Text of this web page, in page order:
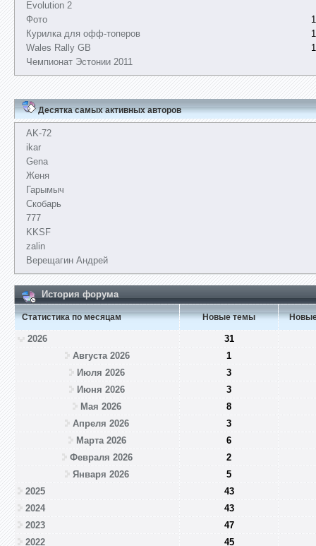
Evolution 2
Фото
Курилка для офф-топеров
Wales Rally GB
Чемпионат Эстонии 2011
Десятка самых активных авторов
AK-72
ikar
Gena
Женя
Гарымыч
Скобарь
777
KKSF
zalin
Верещагин Андрей
История форума
Статистика по месяцам Новые темы
2026
31
Августа 2026
1
Июля 2026
3
Июня 2026
3
Мая 2026
8
Апреля 2026
3
Марта 2026
6
Февраля 2026
2
Января 2026
5
2025
43
2024
43
2023
47
2022
45